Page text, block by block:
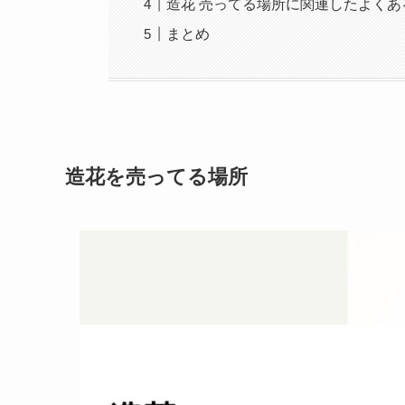
造花 売ってる場所に関連したよく
まとめ
造花を売ってる場所